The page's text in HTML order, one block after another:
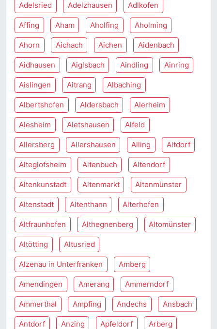
Adelsried Adelzhausen Adlkofen
Affing Aham Aholfing Aholming
Ahorn Aichach Aichen Aidenbach
Aidhausen Aiglsbach Aindling Ainring
Aislingen Aitrang Albaching
Albertshofen Aldersbach Alerheim
Alesheim Aletshausen Alfeld
Allersberg Allershausen Alling Altdorf
Alteglofsheim Altenbuch Altendorf
Altenkunstadt Altenmarkt Altenmünster
Altenstadt Altenthann Alterhofen
Altfraunhofen Althegnenberg Altomünster
Altötting Altusried
Alzenau in Unterfranken Amberg
Amendingen Amerang Ammerndorf
Ammerthal Ampfing Andechs Ansbach
Antdorf Anzing Apfeldorf Arberg